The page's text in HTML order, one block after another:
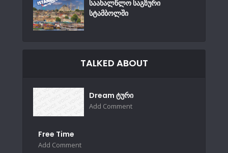
საახალწლო საგზური
სტამბოლში
TALKED ABOUT
Dream ტური
Add Comment
Free Time
Add Comment